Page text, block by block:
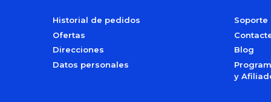
Historial de pedidos
Ofertas
Direcciones
Datos personales
Soporte
Blog
y